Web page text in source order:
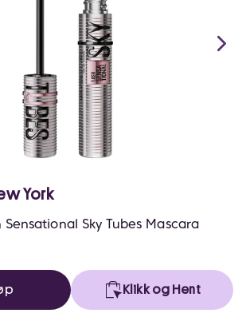
York
Sky Tubes Mascara
Klikk og Hent